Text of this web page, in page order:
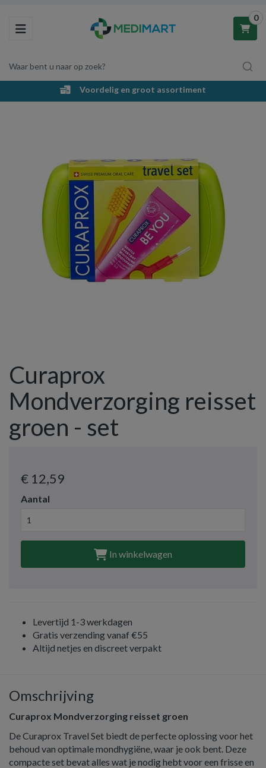
Toggle navigation
Waar bent u naar op zoek?
0
Winkelwagen
Vul hem met producten.
Voordelig en groot assortiment
Curaprox
Mondverzorging reisset
groen - set
€ 12,59
Aantal
In winkelwagen
Levertijd 1-3 werkdagen
Gratis verzending vanaf €55
Altijd netjes en discreet verpakt
Omschrijving
Curaprox Mondverzorging reisset groen
De Curaprox Travel Set biedt de perfecte oplossing voor het
behoud van optimale mondhygiëne, waar je ook bent. Deze
compacte set bevat alles wat je nodig hebt voor een frisse en